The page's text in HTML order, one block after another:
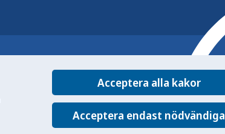
Acceptera alla kakor
Acceptera endast nödvändiga